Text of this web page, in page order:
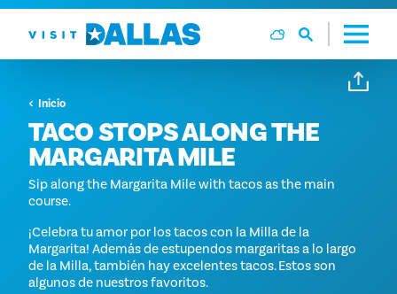
Ir al contenido
Inicio
TACO STOPS ALONG THE
MARGARITA MILE
Sip along the Margarita Mile with tacos as the main
course.
¡Celebra tu amor por los tacos con la Milla de la
Margarita! Además de estupendos margaritas a lo largo
de la Milla, también hay excelentes tacos. Estos son
algunos de nuestros favoritos.